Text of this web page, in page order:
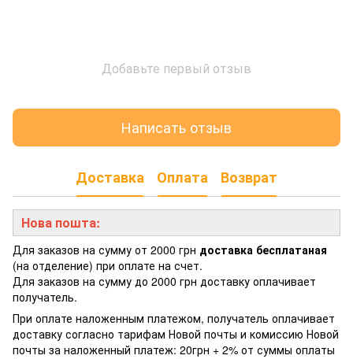
Добавьте первый отзыв
Написать отзыв
Доставка Оплата Возврат
Нова пошта:
Для заказов на сумму от 2000 грн доставка бесплатаная
(на отделение) при оплате на счет.
Для заказов на сумму до 2000 грн доставку оплачивает
получатель.
При оплате наложенным платежом, получатель оплачивает
доставку согласно тарифам Новой почты и комиссию Новой
почты за наложенный платеж: 20грн + 2% от суммы оплаты